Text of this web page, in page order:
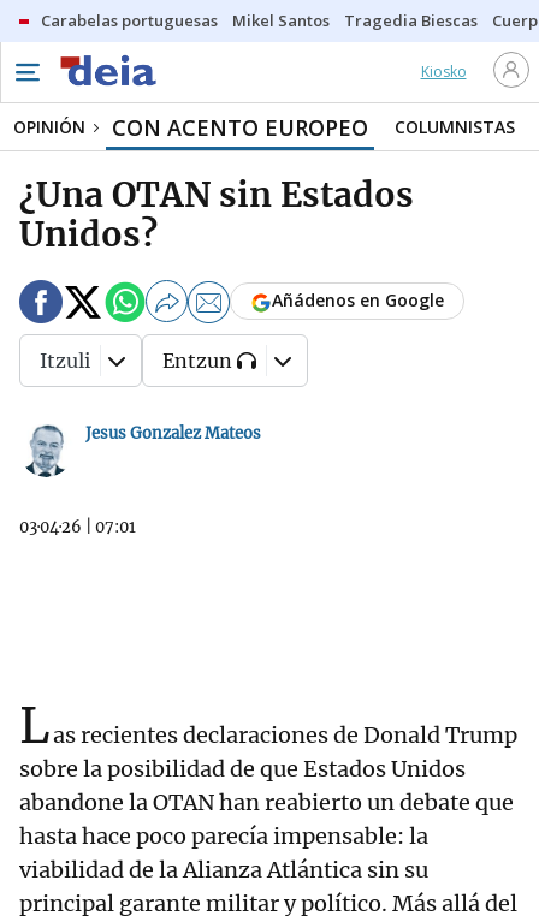
Carabelas portuguesas Mikel Santos Tragedia Biescas
Kiosko
OPINIÓN CON ACENTO EUROPEO COLUMNISTAS
¿Una OTAN sin Estados
Unidos?
Jesus Gonzalez Mateos
03·04·26 07:01
Añádenos en Google
Itzuli Entzun
Las recientes declaraciones de Donald Trump
sobre la posibilidad de que Estados Unidos
abandone la OTAN han reabierto un debate que
hasta hace poco parecía impensable: la
viabilidad de la Alianza Atlántica sin su
principal garante militar y político. Más allá del